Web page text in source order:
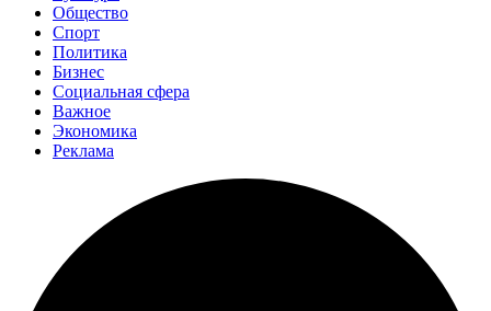
Общество
Спорт
Политика
Бизнес
Социальная сфера
Важное
Экономика
Реклама